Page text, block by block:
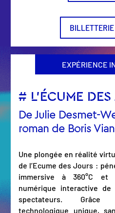
EXPÉRIENCE
# L’ÉCUME DES
De Julie Desmet-
roman de Boris Vian
Une plongée en réalité
de l’Ecume des Jours :
immersive à 360°C et
numérique interactive
spectateurs.
technologique unique,